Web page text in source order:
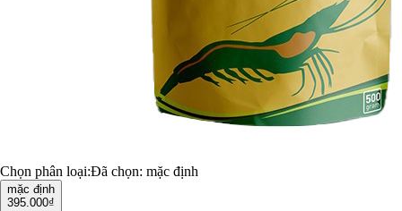
Chọn phân loại:Đã chọn: mặc định
mặc định
395.000₫